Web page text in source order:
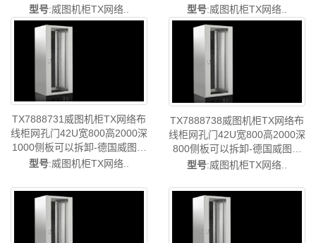
TX7888831/TX7888.831-德国
威图制造-rittal威图空调维修威
图电柜威图母线威图风扇威图
型号:威图机柜TX网络..
图制造-rittal威图空调维修威图
电柜威图母线威图风扇威图
PDU威图售后TX7888.102
型号:威图机柜TX网络..
TX7888731威图机柜TX网络布
线柜网孔门42U宽800高2000深
1000侧板可以拆卸-德国威图制
造-rittal威图空调维修威图电柜
图售后TX7888.731
型号:威图机柜TX网络..
TX7888738威图机柜TX网络布
线柜网孔门42U宽800高2000深
800侧板可以拆卸-德国威图制
造-rittal威图空调维修威图电柜
图售后TX7888.738
型号:威图机柜TX网络..